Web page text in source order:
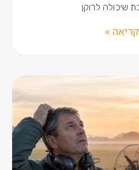
שיכולה לרוקן
»